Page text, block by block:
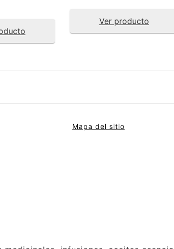
Ver producto
Mapa del sitio